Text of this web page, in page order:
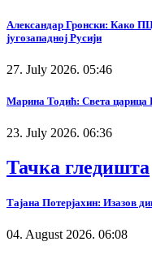
Александар Гронски: Како
југозападној Русији
27. July 2026. 05:46
Марина Тодић: Света царица
23. July 2026. 06:36
Тачка гледишта
Тајана Потерјахин: Изазов
04. August 2026. 06:08